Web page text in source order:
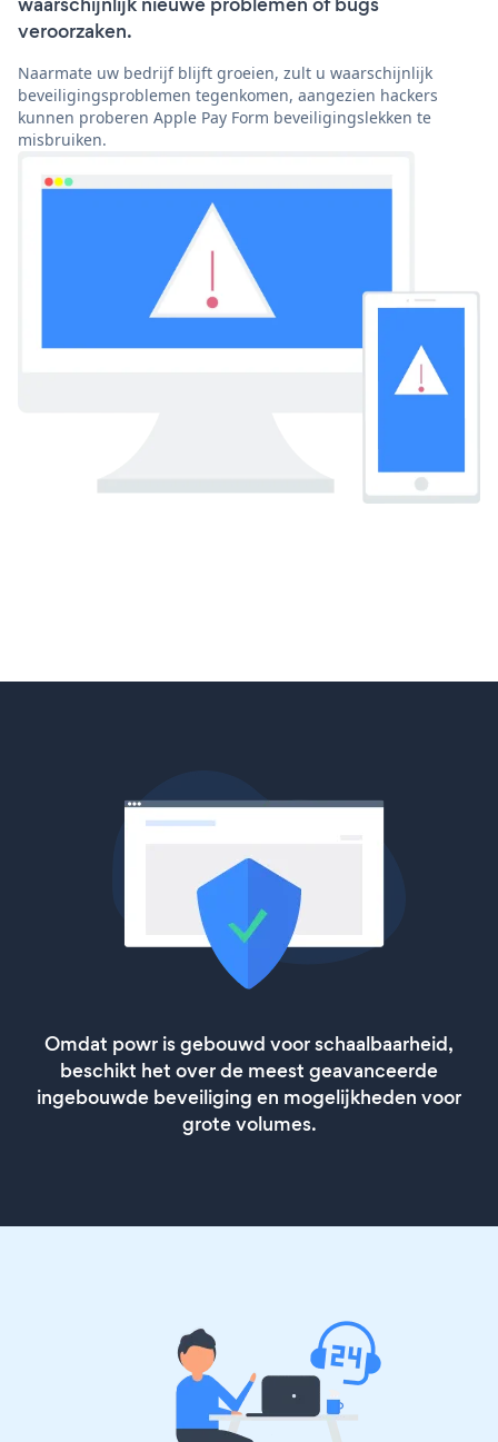
veroorzaken.
Naarmate uw bedrijf blijft groeien, zult u waarschijnlijk
beveiligingsproblemen tegenkomen, aangezien hackers
kunnen proberen Apple Pay Form beveiligingslekken te
misbruiken.
Omdat powr is gebouwd voor schaalbaarheid,
beschikt het over de meest geavanceerde
ingebouwde beveiliging en mogelijkheden voor
grote volumes.